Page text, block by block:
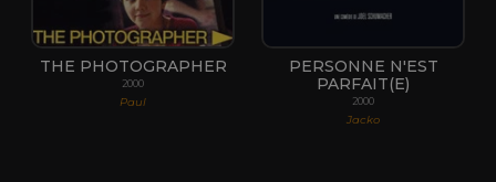
THE PHOTOGRAPHER
2000
Paul
PERSONNE N'EST
PARFAIT(E)
2000
Jacko